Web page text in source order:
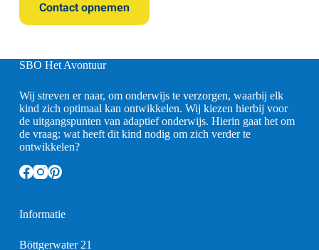
Contact opnemen
SBO Het Avontuur
Wij streven er naar, om onderwijs te verzorgen, waarbij elk
kind zich optimaal kan ontwikkelen. Wij kiezen hierbij voor
de uitgangspunten van adaptief onderwijs. Hierin gaat het om
de vraag: wat heeft dit kind nodig om zich verder te
ontwikkelen?
Informatie
Böttgerwater 21